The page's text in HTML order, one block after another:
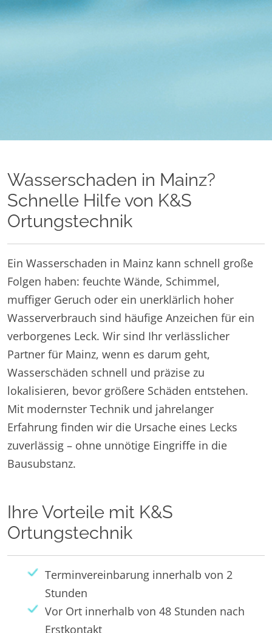
Wasserschaden in Mainz?
Schnelle Hilfe von K&S
Ortungstechnik
Ein Wasserschaden in Mainz kann schnell große
Folgen haben: feuchte Wände, Schimmel,
muffiger Geruch oder ein unerklärlich hoher
Wasserverbrauch sind häufige Anzeichen für ein
verborgenes Leck. Wir sind Ihr verlässlicher
Partner für Mainz, wenn es darum geht,
Wasserschäden schnell und präzise zu
lokalisieren, bevor größere Schäden entstehen.
Mit modernster Technik und jahrelanger
Erfahrung finden wir die Ursache eines Lecks
zuverlässig – ohne unnötige Eingriffe in die
Bausubstanz.
Ihre Vorteile mit K&S
Ortungstechnik
Terminvereinbarung innerhalb von 2
Stunden
Vor Ort innerhalb von 48 Stunden nach
Erstkontakt